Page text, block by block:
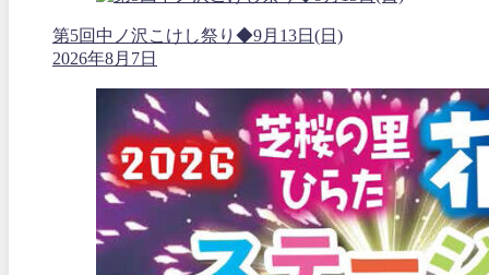
第5回中ノ沢こけし祭り◆9月13日(日)
2026年8月7日